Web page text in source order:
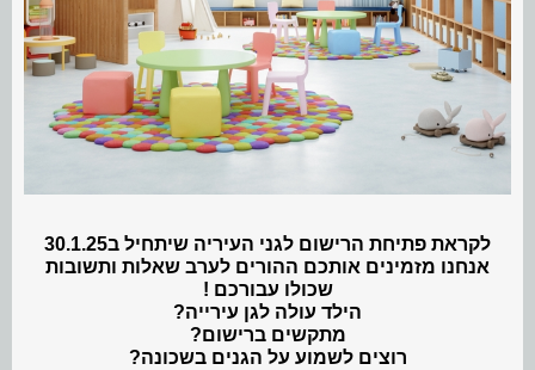
לקראת פתיחת הרישום לגני העיריה שיתחיל ב30.1.25
אנחנו מזמינים אותכם ההורים לערב שאלות ותשובות
שכולו עבורכם !
הילד עולה לגן עירייה?
מתקשים ברישום?
רוצים לשמוע על הגנים בשכונה?